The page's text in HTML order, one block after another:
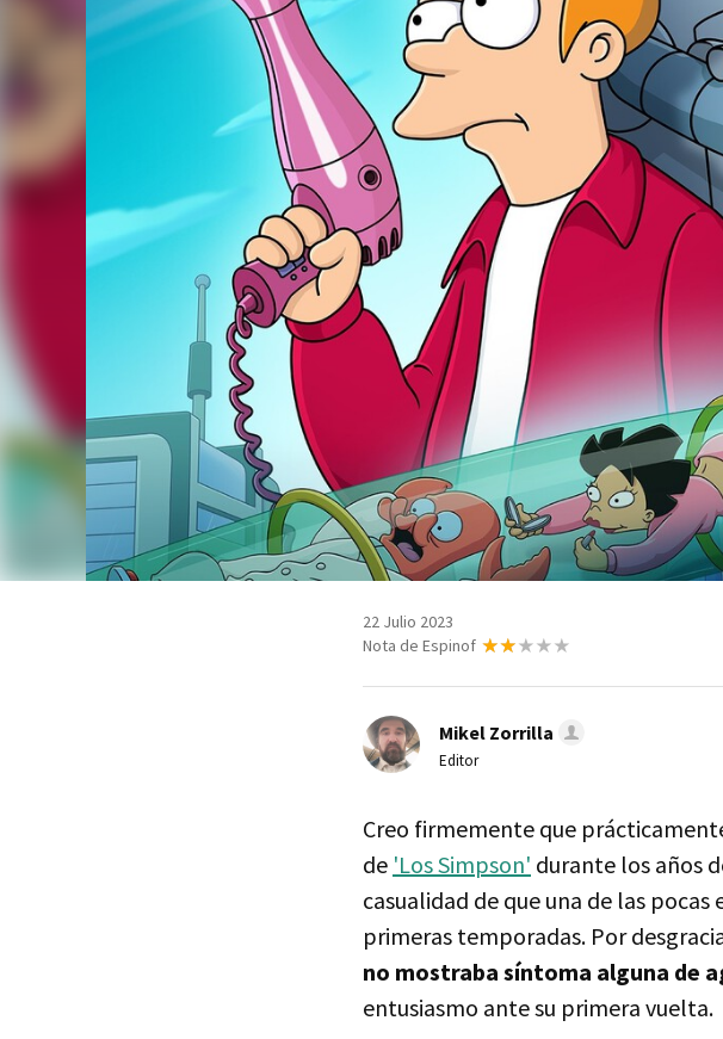
22 Julio 2023
Nota de Espinof
Mikel Zorrilla
Editor
Creo firmemente que
de 'Los Simpson' durante los años
casualidad de que una de las pocas
primeras temporadas. Por
no mostraba síntoma alguna de
entusiasmo ante su primera vuelta.